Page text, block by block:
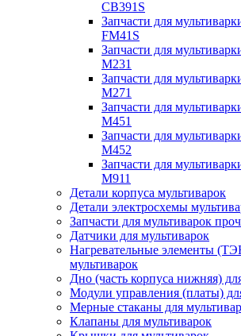
CB391S
Запчасти для
FM41S
Запчасти для
M231
Запчасти для
M271
Запчасти для
M451
Запчасти для
M452
Запчасти для
M911
Детали корпуса мультиварок
Детали электросхемы
Запчасти для мультиварок
Датчики для мультиварок
Нагревательные элементы
мультиварок
Дно (часть корпуса нижняя)
Модули управления (платы)
Мерные стаканы для
Клапаны для мультиварок